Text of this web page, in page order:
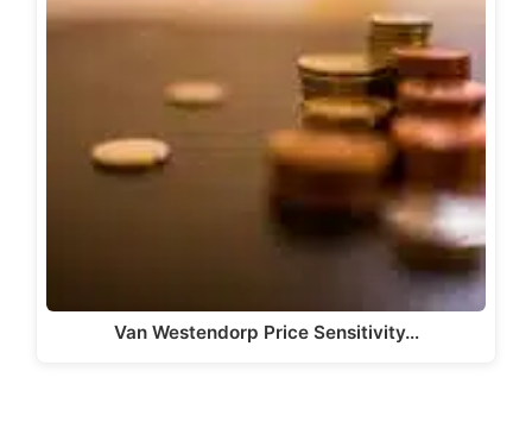
Van Westendorp Price Sensitivity…